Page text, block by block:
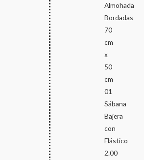
Almohada
Bordadas
70
cm
x
50
cm
01
Sábana
Bajera
con
Elástico
2.00